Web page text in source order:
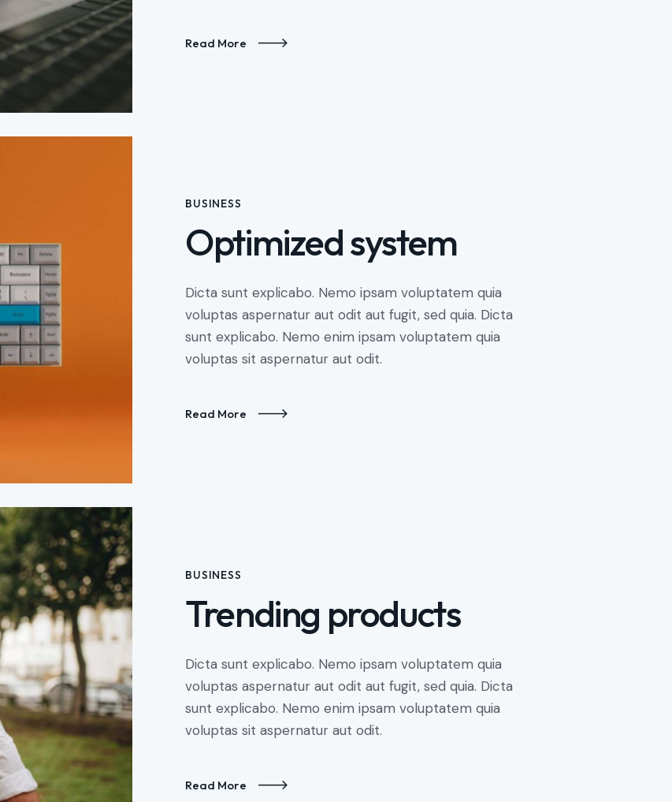
Read More
BUSINESS
Optimized system
Dicta sunt explicabo. Nemo ipsam voluptatem quia
voluptas aspernatur aut odit aut fugit, sed quia. Dicta
sunt explicabo. Nemo enim ipsam voluptatem quia
voluptas sit aspernatur aut odit.
Read More
BUSINESS
Trending products
Dicta sunt explicabo. Nemo ipsam voluptatem quia
voluptas aspernatur aut odit aut fugit, sed quia. Dicta
sunt explicabo. Nemo enim ipsam voluptatem quia
voluptas sit aspernatur aut odit.
Read More